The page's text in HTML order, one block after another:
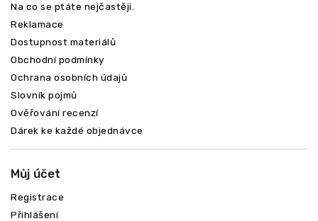
Na co se ptáte nejčastěji.
Reklamace
Dostupnost materiálů
Obchodní podmínky
Ochrana osobních údajů
Slovník pojmů
Ověřování recenzí
Dárek ke každé objednávce
Můj účet
Registrace
Přihlášení